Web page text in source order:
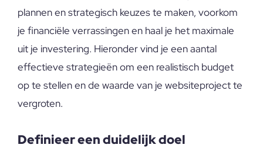
plannen en strategisch keuzes te maken, voorkom
je financiële verrassingen en haal je het maximale
uit je investering. Hieronder vind je een aantal
effectieve strategieën om een realistisch budget
op te stellen en de waarde van je websiteproject te
vergroten.
Definieer een duidelijk doel